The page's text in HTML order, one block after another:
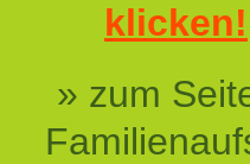
klicken!
» zum